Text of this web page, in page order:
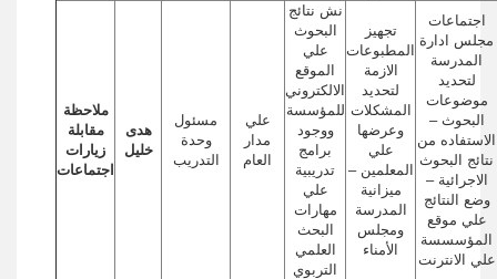
اجتماعات
مجلس ادارة
المدرسة
لتحديد
موضوعات
البحوث –
الاستفاده من
نتائج البحوث
الاجرائية –
وضع النتائج
علي موقع
المؤسسسة
علي الانترنت
تجهيز
المطبوعات
الازمة
لتحديد
المشكلات
وعرضها
علي
المعلمين –
ميزانية
المدرسة
ومجلس
الأمناء
نش نتائج
البحوث
علي
الموقع
الالكتروني
للمؤسسة
ووجود
برامج
تدريبية
علي
مهارات
البحث
العلمي
التربوي
علي
مدار
العام
مسئول
وحدة
التدريب
هدى
خليل
ملاحظة
مقابلة
زيارات
اجتماعات